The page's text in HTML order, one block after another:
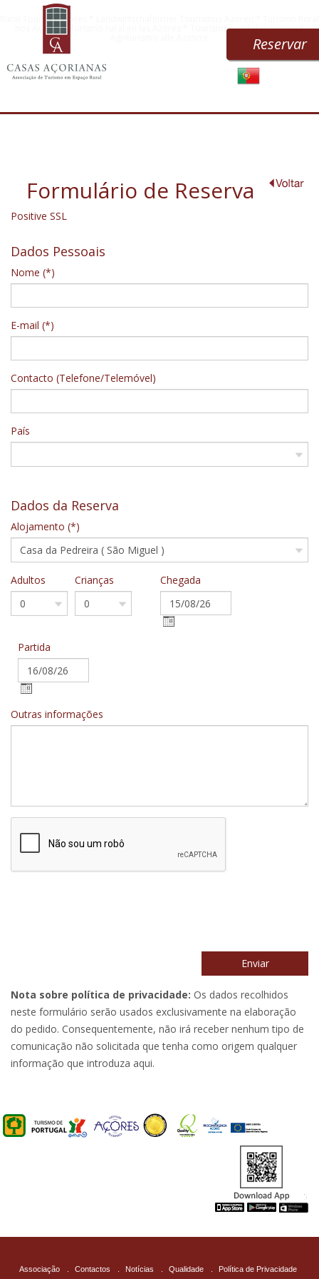
Reservar
Rural Tourism Azores * Landwirtschaftlicher Tourismus Azoren * Turismo Rural
nos Açores * Turismo rural en las Azores * Tourisme rural des Açores *
Formulário de Reserva
Positive SSL
Dados Pessoais
Nome (*)
E-mail (*)
Contacto (Telefone/Telemóvel)
País
Dados da Reserva
Alojamento (*)
Adultos Crianças Chegada
Partida
Outras informações
Enviar
Nota sobre política de privacidade: Os dados recolhidos
neste formulário serão usados exclusivamente na elaboração
do pedido. Consequentemente, não irá receber nenhum tipo de
comunicação não solicitada que tenha como origem qualquer
informação que introduza aqui.
Associação Contactos Notícias Qualidade Política de Privacidade